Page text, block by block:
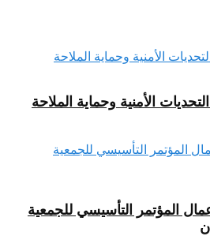
الأمنية وحماية الملاحة
المؤتمر التأسيسي للجمعية